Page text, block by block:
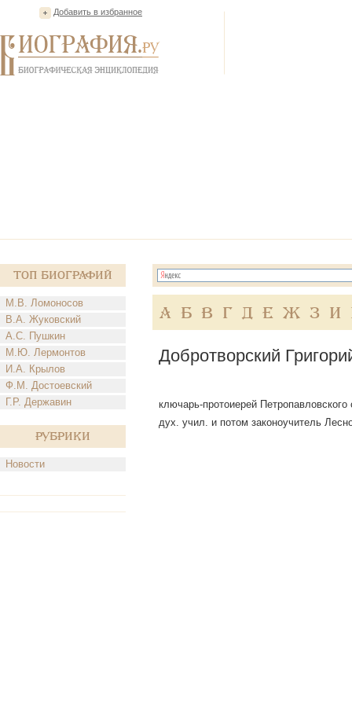
Добавить в избранное
Топ Биографий
М.В. Ломоносов
В.А. Жуковский
А.С. Пушкин
М.Ю. Лермонтов
И.А. Крылов
Ф.М. Достоевский
Г.Р. Державин
Рубрики
Новости
А Б В Г Д Е Ж З И
Добротворский
ключарь-протоиерей
дух. учил. и потом законоучитель